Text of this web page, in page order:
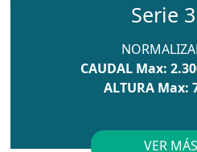
Serie
CAUDAL Max:
ALTURA Max:
VER MÁS